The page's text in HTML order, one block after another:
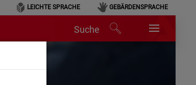
LEICHTE SPRACHE GEBÄRDENSPRACHE
Suche